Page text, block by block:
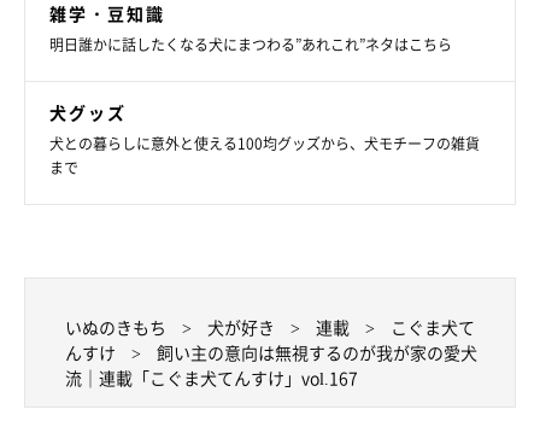
https://suzumetengu.hatenablog.com/
写真や動画、日常の生活が載っています。
・ツイッター：
・Instagram：@suzumetengu
雑学・豆知識
明日誰かに話したくなる犬にまつわる”あれこれ”ネタはこちら
犬グッズ
犬との暮らしに意外と使える100均グッズから、犬モチーフの雑貨
まで
いぬのきもち 犬が好き 連載
こぐま犬て
んすけ
飼い主の意向は無視するのが我が家の愛犬
流｜連載「こぐま犬てんすけ」vol.167